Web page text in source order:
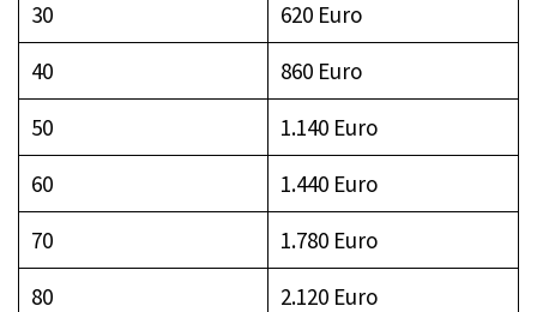
30
620 Euro
40
860 Euro
50
1.140 Euro
60
1.440 Euro
70
1.780 Euro
80
2.120 Euro